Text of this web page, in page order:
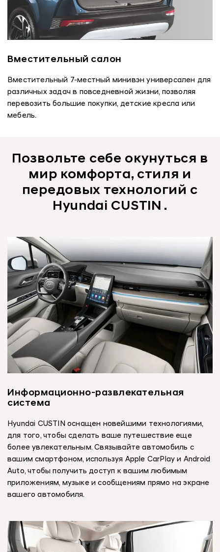
Вместительный салон
Вместительный 7-местный минивэн универсален для
различных задач в повседневной жизни, позволяя
перевозить большие покупки, детские кресла или
мебель.
Позвольте себе окунуться в
мир комфорта, стиля и
передовых технологий с
Hyundai CUSTIN .
Информационно-развлекательная
система
Hyundai CUSTIN оснащен новейшими технологиями,
для того, чтобы сделать ваше путешествие еще
более увлекательным. Связывайте автомобиль с
вашим смартфоном, используя Apple CarPlay и Android
Auto, чтобы получить доступ к вашим любимым
приложениям, музыке и сообщениям прямо на экране
вашего автомобиля.